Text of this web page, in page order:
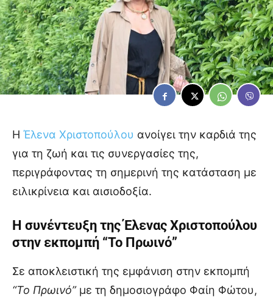
Η Έλενα Χριστοπούλου ανοίγει την καρδιά της
για τη ζωή και τις συνεργασίες της,
περιγράφοντας τη σημερινή της κατάσταση με
ειλικρίνεια και αισιοδοξία.
Η συνέντευξη της Έλενας Χριστοπούλου
στην εκπομπή “Το Πρωινό”
Σε αποκλειστική της εμφάνιση στην εκπομπή
“Το Πρωινό”με τη δημοσιογράφο Φαίη Φώτου,